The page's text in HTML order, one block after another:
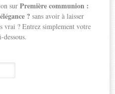
surPremière communion :
? sans avoir à laisser
vrai ? Entrez simplement votre
dessous.